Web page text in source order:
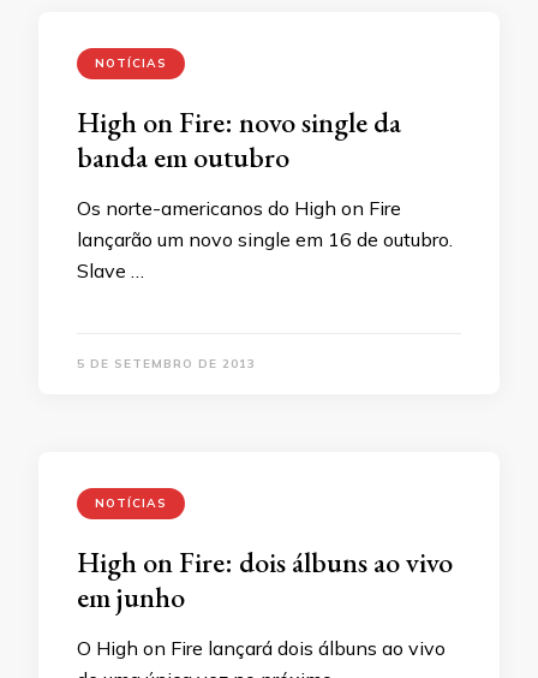
NOTÍCIAS
High on Fire: novo single da
banda em outubro
Os norte-americanos do High on Fire
lançarão um novo single em 16 de outubro.
Slave …
5 DE SETEMBRO DE 2013
NOTÍCIAS
High on Fire: dois álbuns ao vivo
em junho
O High on Fire lançará dois álbuns ao vivo